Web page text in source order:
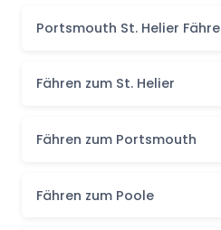
Portsmouth St. Helier Fähre
Fähren zum St. Helier
Fähren zum Portsmouth
Fähren zum Poole